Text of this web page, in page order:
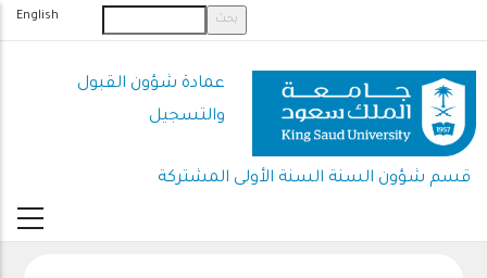
إلى
المحتوى
الرئيسي
English
عمادة شؤون القبول
والتسجيل
قسم شؤون السنة السنة الأولى المشتركة